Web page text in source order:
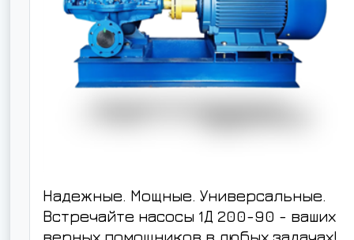
Надежные. Мощные. Универсальные.
Встречайте насосы 1Д 200-90 - ваших